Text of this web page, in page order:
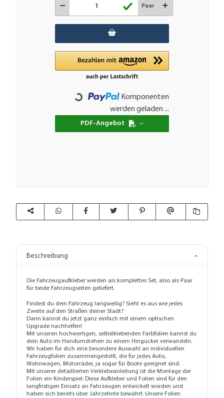
Paar
Loading...
Komponenten
werden geladen ...
PDF-Angebot
Beschreibung
Die Fahrzeugaufkleber werden als komplettes Set, also als Paar
für beide Fahrzeugseiten geliefert.
Findest du dein Fahrzeug langweilig? Sieht es aus wie jedes
Zweite auf den Straßen deiner Stadt?
Dann kannst du jetzt ganz einfach mit einem optischen
Upgrade nachhelfen!
Mit unseren hochwertigen, selbstklebenden Farbfolien kannst du
dein Auto im Handumdrehen zu einem Hingucker verwandeln.
Wir haben für dich eine besondere Auswahl an individuellen
Fahrzeugfolien zusammengestellt, die für jedes Auto,
Wohnwagen, Motorräder, ja sogar für Boote geeignet sind.
Mit unserer detaillierten Verklebeanleitung ist die Montage der
Folien ein Kinderspiel. Diese Aufkleber und Folien sind für den
langfristigen Einsatz an Fahrzeugen entwickelt worden und
haben sich bereits über Jahrzehnte bewährt. Unsere Folien